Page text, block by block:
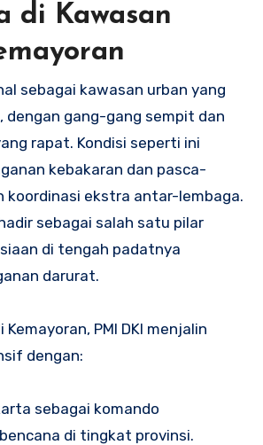
di Kawasan
sebagai kawasan urban yang
dengan gang-gang sempit dan
rapat. Kondisi seperti ini
kebakaran dan pasca-
koordinasi ekstra antar-lembaga.
sebagai salah satu pilar
di tengah padatnya
darurat.
PMI DKI menjalin
dengan:
sebagai komando
di tingkat provinsi.